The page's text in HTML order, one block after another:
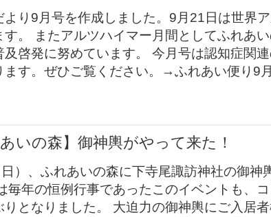
より9月号を作成しました。9月21日は世界
す。 またアルツハイマー月間としてふれあ
及啓発に努めています。 今月号は認知症関
ます。ぜひご覧ください。→ふれあい便り9
あいの森】御神輿がやって来た！
）、ふれあいの森に下寺尾諏訪神社の御神
毎年の恒例行事であったこのイベントも、
りとなりました。 大迫力の御神輿にご入居